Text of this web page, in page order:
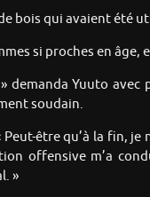
bois qui avaient été
si proches en
demanda Yuuto
soudain.
être qu’à la fin, je
offensive m’a
»